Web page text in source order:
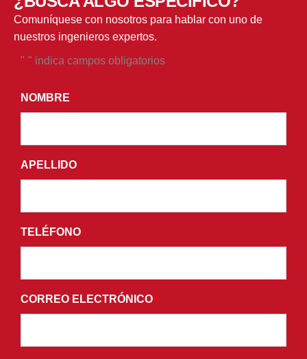
Comuníquese con nosotros para hablar con uno de
nuestros ingenieros expertos.
"*" indica campos obligatorios
NOMBRE *
APELLIDO *
TELÉFONO *
CORREO ELECTRÓNICO *
AL
ENVIAR
FORMULARIO,
ACEPTA
RECIBIR
PROMOCIONALES
Y
TÉRMINOS
*